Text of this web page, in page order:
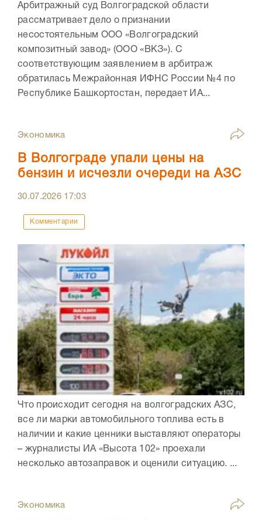
Арбитражный суд Волгоградской области
рассматривает дело о признании
несостоятельным ООО «Волгоградский
композитный завод» (ООО «ВКЗ»). С
соответствующим заявлением в арбитраж
обратилась Межрайонная ИФНС России №4 по
Республике Башкортостан, передает ИА...
Экономика
В Волгограде упали цены на
бензин и исчезли очереди на АЗС
30.07.2026 17:03
Комментарии
Что происходит сегодня на волгоградских АЗС,
все ли марки автомобильного топлива есть в
наличии и какие ценники выставляют операторы
– журналисты ИА «Высота 102» проехали
несколько автозаправок и оценили ситуацию. ...
Экономика